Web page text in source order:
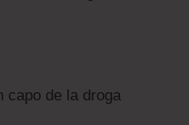
capo de la droga